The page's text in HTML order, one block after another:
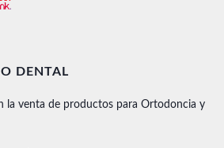
DENTAL
la venta de productos para Ortodoncia y